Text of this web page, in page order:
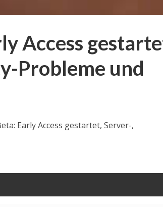
Access
Probleme und
Early Access gestartet, Server-,